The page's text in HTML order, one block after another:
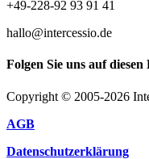
+49-228-92 93 91 41
hallo@intercessio.de
Folgen Sie uns auf diesen
Copyright © 2005-2026
AGB
Datenschutzerklärung